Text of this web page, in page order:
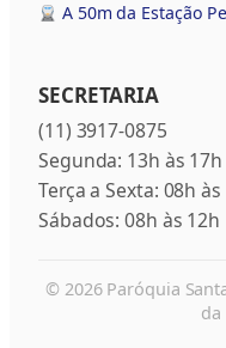
A 50m da Estação
SECRETARIA
(11) 3917-0875
Segunda: 13h às 17h
Terça a Sexta: 08h
Sábados: 08h às 12h
© 2026 Paróquia
da